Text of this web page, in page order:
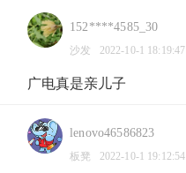
152****4585_30
沙发 2022-10-1 18:19:47
广电真是亲儿子
lenovo46586823
板凳 2022-10-1 19:12:54